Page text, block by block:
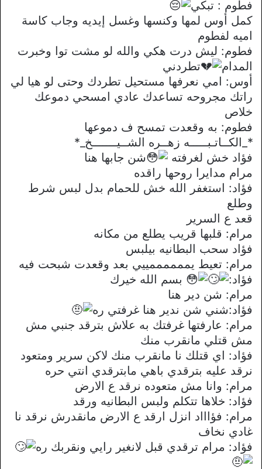
فطوم : تبكي
كمل أوس لمها وكنسها وغسل إيديه وجاب كاسة
اميه لفطوم
فطوم: ليش درت هكي والله لو مشت توا وخبرت
المدام
تطردني
أوس: امي نعرفها مستحيل تطردك وحتى لو هيا لي
راتك مجروحه تساعدك عادي امسحي دموعك
خلاص
فطوم: به وقعدت تمسح ف دموعها
*_الكــاتـبـــــه زهــره الشــيـــــــخ_*
فؤاد خش لغرفته
شن جابها هنا
مرام مدايرا روحها راقده
فؤاد: استغفر الله خش للحمام بدل لبس شرط
وطلع
قعد ع السرير
مرام: قلبها قريب يطلع من مكانه
فؤاد سحب البطانيه بيلبس
مرام: تعيط يممممممييي بعد وقعدت شبحت فيه
فؤاد:
بسم الله خيرك
مرام: شن دير هنا
فؤاد:شني شن ندير هنا غرفتي ره
مرام: عارفتها غرفتك به علاش بترقد جنبي مش
مش قتلي مانقرب منك
فؤاد: اي قتلك نا مانقرب منك لاكن سرير ومتعود
نرقد عليه بترقدي باهي مابترقدي انتي حره
مرام: وانا مش متعوده نرقد ع الارض
فؤاد: خلاها تتكلم ولبس البطانيه ورقد
مرام: فؤاااد انزل ارقد ع الارض مانقدرش نرقد نا
غادي نخاف
فؤاد: مرام ترقدي قبل لانغير رايي ونقربك ره